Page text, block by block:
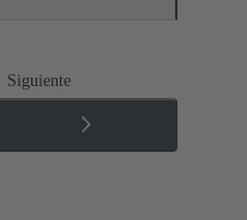
Siguiente